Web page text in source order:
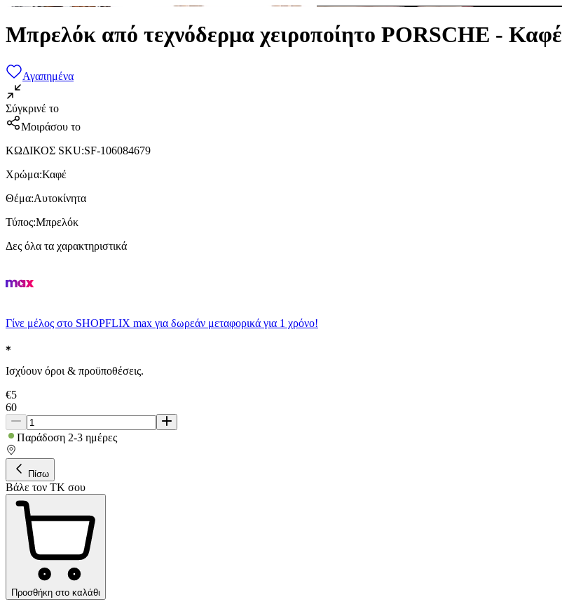
Μπρελόκ από τεχνόδερμα χειροποίητο PORSCHE - Καφέ
Αγαπημένα
Σύγκρινέ το
Μοιράσου το
ΚΩΔΙΚΟΣ SKU:SF-106084679
Χρώμα:Καφέ
Θέμα:Αυτοκίνητα
Τύπος:Μπρελόκ
Δες όλα τα χαρακτηριστικά
Γίνε μέλος στο SHOPFLIX max για δωρεάν μεταφορικά για 1 χρόνο!
Ισχύουν όροι & προϋποθέσεις.
€5
60
Παράδοση 2-3 ημέρες
Πίσω
Βάλε τον ΤΚ σου
Προσθήκη στο καλάθι